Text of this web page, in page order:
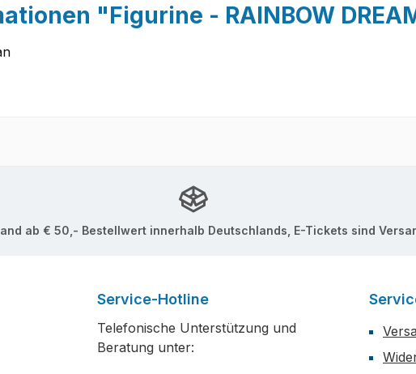
"Figurine - RAINBOW
ab € 50,- Bestellwert innerhalb Deutschlands, E-Tickets sind
Service-Hotline
Telefonische Unterstützung und
Beratung unter: